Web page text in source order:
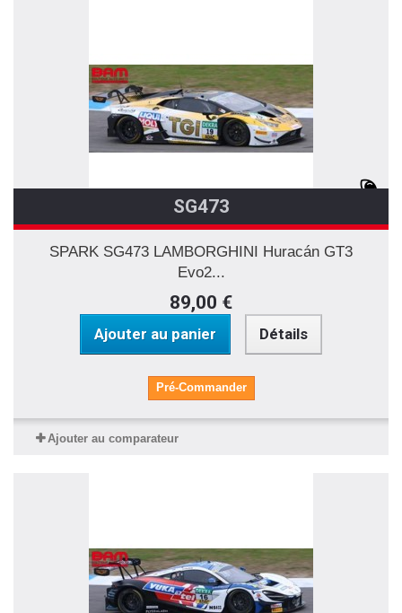
SG473
SPARK SG473 LAMBORGHINI Huracán GT3
Evo2...
89,00 €
Ajouter au panier Détails
Pré-Commander
Ajouter au comparateur